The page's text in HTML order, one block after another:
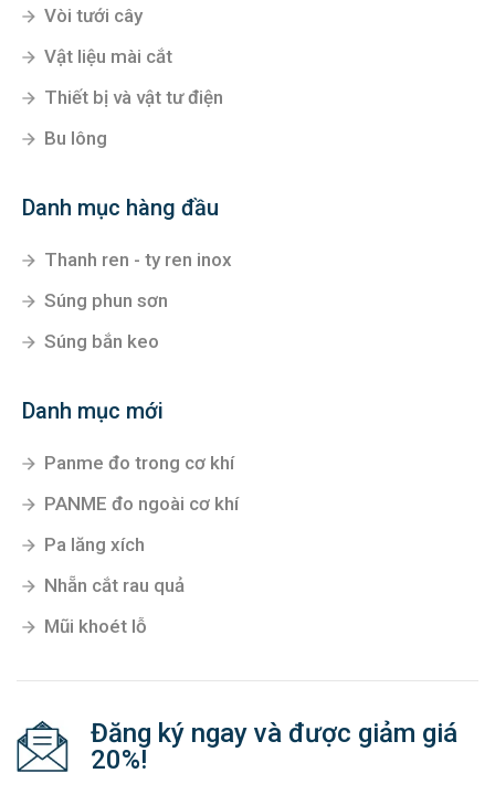
Vòi tưới cây
Vật liệu mài cắt
Thiết bị và vật tư điện
Bu lông
Danh mục hàng đầu
Thanh ren - ty ren inox
Súng phun sơn
Súng bắn keo
Danh mục mới
Panme đo trong cơ khí
PANME đo ngoài cơ khí
Pa lăng xích
Nhẵn cắt rau quả
Mũi khoét lỗ
Đăng ký ngay và được giảm giá
20%!